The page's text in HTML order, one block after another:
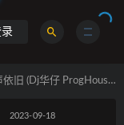
仔 ProgHouse Mix) DJDJ想要飞 风景.mp4
2023-09-18